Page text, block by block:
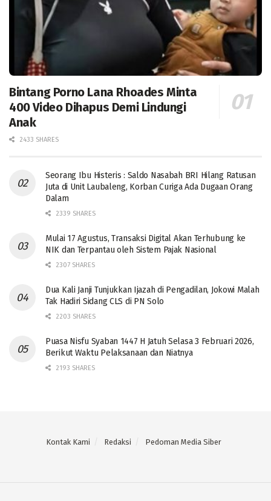
Bintang Porno Lana Rhoades Minta
400 Video Dihapus Demi Lindungi
Anak
2433 SHARES
Seorang Ibu Histeris : Saldo Nasabah BRI Hilang Ratusan
Juta di Unit Laubaleng, Korban Curiga Ada Dugaan Orang
Dalam
2339 SHARES
Mulai 17 Agustus, Transaksi Digital Akan Terhubung ke
NIK dan Terpantau oleh Sistem Pajak Nasional
2307 SHARES
Dua Kali Janji Tunjukkan Ijazah di Pengadilan, Jokowi Malah
Tak Hadiri Sidang CLS di PN Solo
2203 SHARES
Puasa Nisfu Syaban 1447 H Jatuh Selasa 3 Februari 2026,
Berikut Waktu Pelaksanaan dan Niatnya
2193 SHARES
Kontak Kami Redaksi Pedoman Media Siber